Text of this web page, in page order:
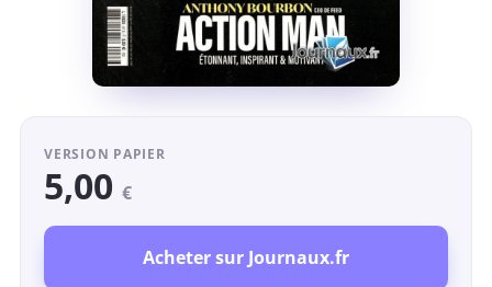
VERSION PAPIER
5,00€
Acheter sur Journaux.fr